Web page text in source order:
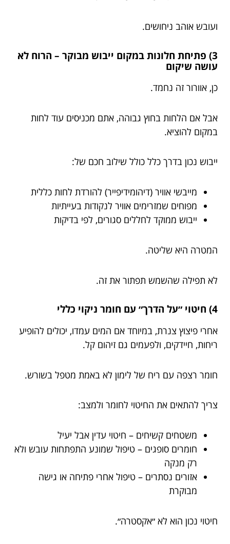
ועובש אוהב ניחושים.
3) פתיחת חלונות במקום ייבוש מבוקר – הרוח לא
עושה שיקום
כן, אוורור זה נחמד.
אבל אם הלחות בחוץ גבוהה, אתם מכניסים עוד לחות
במקום להוציא.
ייבוש נכון בדרך כלל כולל שילוב חכם של:
מייבשי אוויר (דיהומידיפייר) להורדת לחות כללית
מפוחים שמזרימים אוויר לנקודות בעייתיות
ייבוש ממוקד לחללים סגורים, לפי בדיקות
המטרה היא שליטה.
לא תפילה שהשמש תפתור את זה.
4) חיטוי ״על הדרך״ עם חומר ניקוי כללי
אחרי פיצוץ צנרת, במיוחד אם המים עמדו, יכולים להופיע
ריחות, חיידקים, ולפעמים גם זיהום קל.
חומר רצפה עם ריח של לימון לא באמת מטפל בשורש.
צריך להתאים את החיטוי לחומר ולמצב:
משטחים קשיחים – חיטוי עדין אבל יעיל
חומרים סופגים – טיפול שמונע התפתחות עובש ולא
רק מנקה
אזורים נסתרים – טיפול אחרי פתיחה או גישה
מבוקרת
חיטוי נכון הוא לא ״אקסטרה״.